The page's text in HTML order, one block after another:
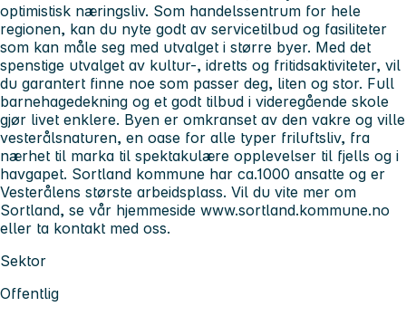
optimistisk næringsliv. Som handelssentrum for hele
regionen, kan du nyte godt av servicetilbud og fasiliteter
som kan måle seg med utvalget i større byer. Med det
spenstige utvalget av kultur-, idretts og fritidsaktiviteter, vil
du garantert finne noe som passer deg, liten og stor. Full
barnehagedekning og et godt tilbud i videregående skole
gjør livet enklere. Byen er omkranset av den vakre og ville
vesterålsnaturen, en oase for alle typer friluftsliv, fra
nærhet til marka til spektakulære opplevelser til fjells og i
havgapet. Sortland kommune har ca.1000 ansatte og er
Vesterålens største arbeidsplass. Vil du vite mer om
Sortland, se vår hjemmeside www.sortland.kommune.no
eller ta kontakt med oss.
Sektor
Offentlig